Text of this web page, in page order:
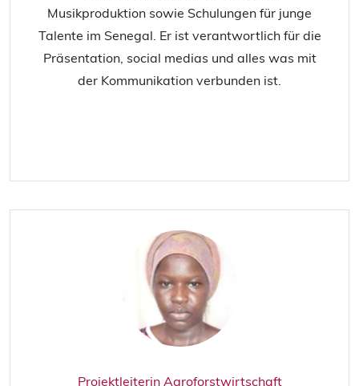
Musikproduktion sowie Schulungen für junge
Talente im Senegal. Er ist verantwortlich für die
Präsentation, social medias und alles was mit
der Kommunikation verbunden ist.
Projektleiterin Agroforstwirtschaft